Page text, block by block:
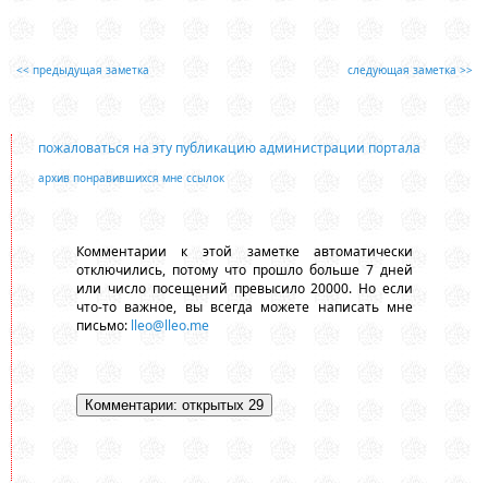
<< предыдущая заметка следующая заметка >>
пожаловаться на эту публикацию администрации портала
архив понравившихся мне ссылок
Комментарии к этой заметке автоматически
отключились, потому что прошло больше 7 дней
или число посещений превысило 20000. Но если
что-то важное, вы всегда можете написать мне
письмо: lleo@lleo.me